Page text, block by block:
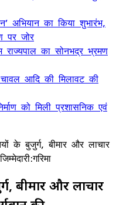
अभियान का किया शुभारंभ,
पर जोर
का सोनभद्र भ्रमण
आदि की मिलावट की
को मिली प्रशासनिक एवं
के बुजुर्ग, बीमार और लाचार
बीमार और लाचार